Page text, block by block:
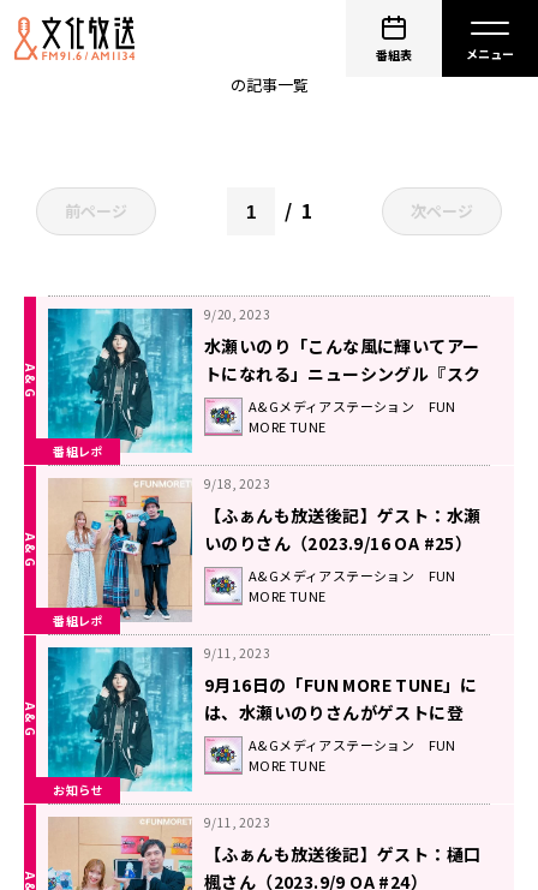
番組表
デッドマウント・デスプレイ
の記事一覧
前ページ 1 次ページ
番組レポ
9/20, 2023
水瀬いのり「こんな風に輝いてアー
トになれる」ニューシングル『スク
ラップアート』に込めた想い！
A&Gメディアステーション FUN
MORE TUNE
番組レポ
9/18, 2023
【ふぁんも放送後記】ゲスト：水瀬
いのりさん（2023.9/16 OA #25）
A&Gメディアステーション FUN
MORE TUNE
お知らせ
9/11, 2023
9月16日の「FUN MORE TUNE」に
は、水瀬いのりさんがゲストに登
場！！A&Gメディアステーション FUN
MORE TUNE
9/11, 2023
【ふぁんも放送後記】ゲスト：樋口
楓さん（2023.9/9 OA #24）